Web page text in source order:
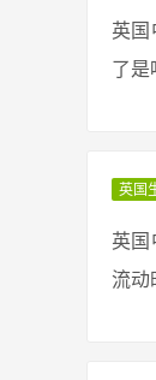
英国
了是
英国
英
流动